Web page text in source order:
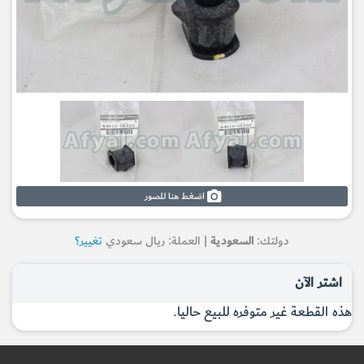
اضغط هنا للصور
دولتك: السعودية | العملة: ريال سعوديتغيير؟
اشتر الآن
هذه القطعة غير متوفره للبيع حاليا.